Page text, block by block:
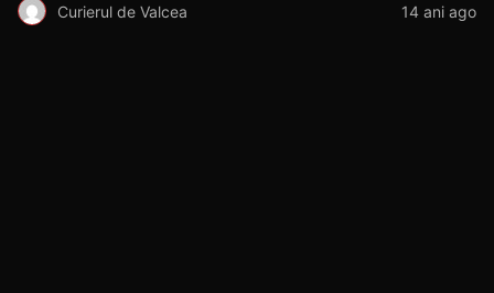
Curierul de Valcea 14 ani ago